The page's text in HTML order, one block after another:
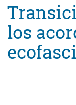
los